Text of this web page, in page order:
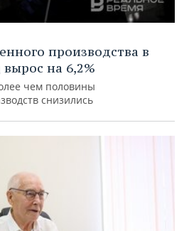
производства в
вырос на 6,2%
чем половины
снизились